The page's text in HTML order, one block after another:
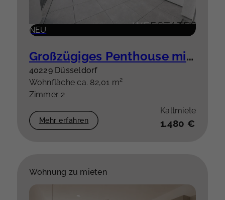
NEU
Großzügiges Penthouse mit besonderem Grundriss & hochwertiger Einbauküche plus Stellplatz
40229 Düsseldorf
Wohnfläche ca. 82,01 m²
Zimmer 2
Mehr erfahren
Kaltmiete
1.480 €
Wohnung zu mieten